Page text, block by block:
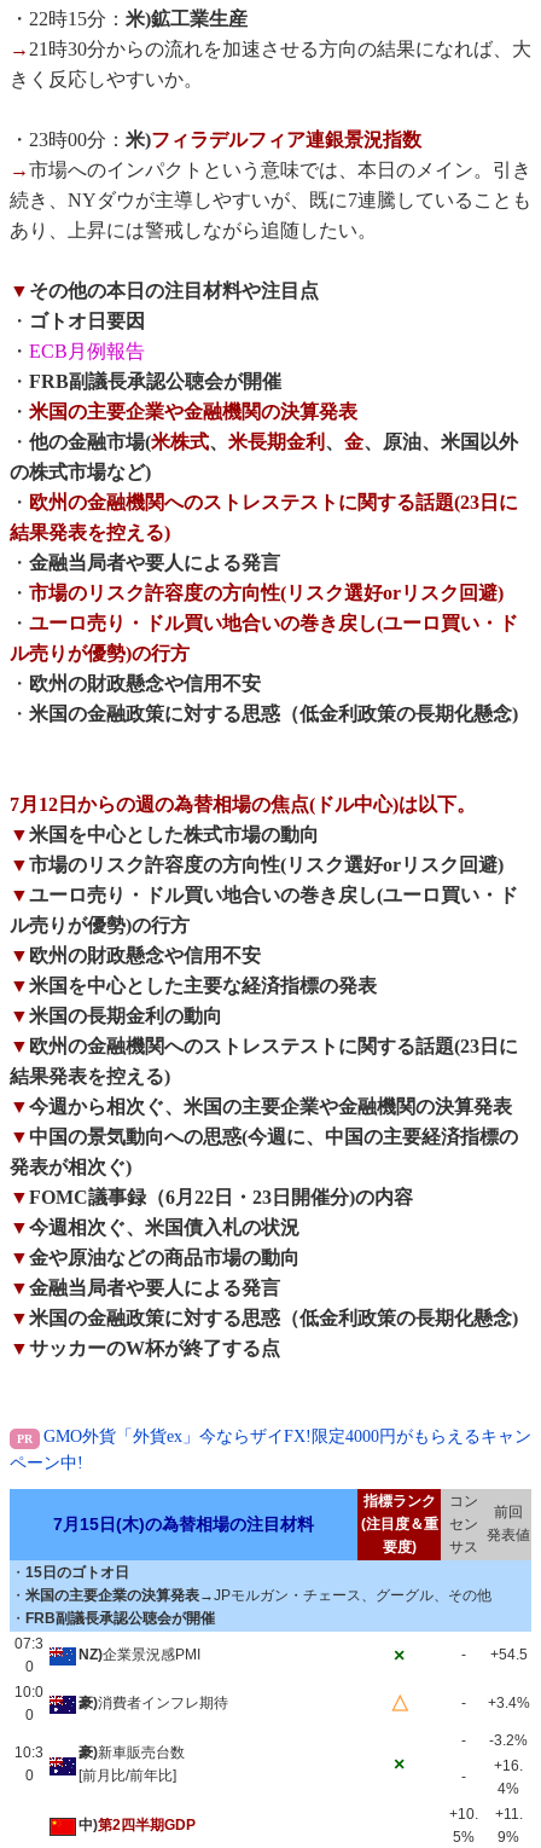
・22時15分： 米)鉱工業生産
→21時30分からの流れを加速させる方向の結果になれば、大
きく反応しやすいか。
・23時00分： 米)フィラデルフィア連銀景況指数
→市場へのインパクトという意味では、本日のメイン。引き
続き、NYダウが主導しやすいが、既に7連騰していることも
あり、上昇には警戒しながら追随したい。
▼ その他の本日の注目材料や注目点
・ ゴトオ日要因
・ ECB月例報告
・ FRB副議長承認公聴会が開催
・ 米国の主要企業や金融機関の決算発表
・ 他の金融市場(米株式、 米長期金利 、 金、原油、米国以外
の株式市場など)
・ 欧州の金融機関へのストレステストに関する話題(23日に
結果発表を控える)
・ 金融当局者や要人による発言
・ 市場のリスク許容度の方向性(リスク選好orリスク回避)
・ ユーロ売り・ドル買い地合いの巻き戻し(ユーロ買い・ド
ル売りが優勢)の行方
・ 欧州の財政懸念や信用不安
・ 米国の金融政策に対する思惑（低金利政策の長期化懸念)
7月12日からの週の為替相場の焦点(ドル中心)は以下。
▼米国を中心とした株式市場の動向
▼市場のリスク許容度の方向性(リスク選好orリスク回避)
▼ユーロ売り・ドル買い地合いの巻き戻し(ユーロ買い・ド
ル売りが優勢)の行方
▼ 欧州の財政懸念や信用不安
▼米国を中心とした主要な経済指標の発表
▼米国の長期金利の動向
▼ 欧州の金融機関へのストレステストに関する話題(23日に
結果発表を控える)
▼今週から相次ぐ、米国の主要企業や金融機関の決算発表
▼ 中国の景気動向への思惑(今週に、中国の主要経済指標の
発表が相次ぐ)
▼FOMC議事録（6月22日・23日開催分)の内容
▼今週相次ぐ、米国債入札の状況
▼金や原油などの商品市場の動向
▼金融当局者や要人による発言
▼米国の金融政策に対する思惑（低金利政策の長期化懸念)
▼サッカーのW杯が終了する点
GMO外貨「外貨ex」今ならザイFX!限定4000円がもらえるキャン
ペーン中!
7月15日(木)の為替相場の注目材料
指標ランク
(注目度＆重
要度)
コン
セン
サス
前回
発表値
・ 15日のゴトオ日
・ 米国の主要企業の決算発表→JPモルガン・チェース、グーグル、その他
・ FRB副議長承認公聴会が開催
07:3
0
NZ)企業景況感PMI × - +54.5
10:0
0
豪)消費者インフレ期待 △ - +3.4%
10:3
0
豪)新車販売台数
[前月比/前年比]
×
- -3.2%
-
+16.
4%
中)第2四半期GDP
+10.
5%
+11.
9%